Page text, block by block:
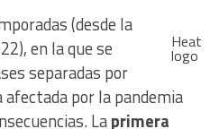
Heat
logo
(desde la
en la que se
separadas por
por la pandemia
Laprimera